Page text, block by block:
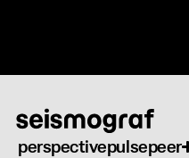
perspectivepulsepeer